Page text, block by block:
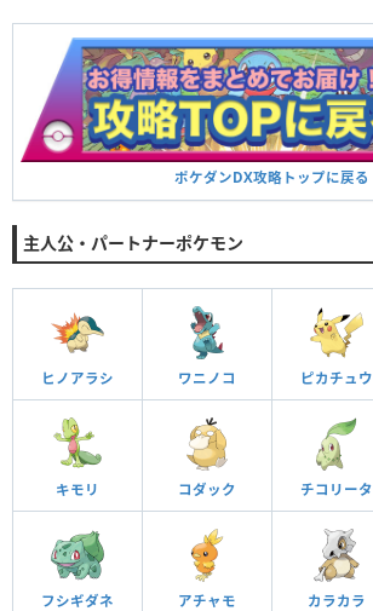
ポケダンDX攻略トップに戻る
主人公・パートナーポケモン
ヒノアラシ ワニノコ ピカチュウ
キモリ コダック チコリータ
フシギダネ アチャモ カラカラ